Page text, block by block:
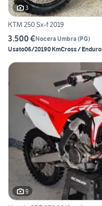
3
KTM 250 Sx-f 2019
3.500 €Nocera Umbra (PG)
Usato06/20190 KmCross / Enduro
9